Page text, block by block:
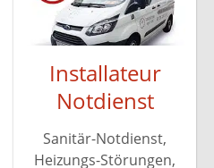
Installateur
Notdienst
Sanitär-Notdienst,
Heizungs-Störungen,